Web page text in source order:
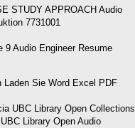
STUDY APPROACH Audio
7731001
9 Audio Engineer Resume
Laden Sie Word Excel PDF
Library Open Audio